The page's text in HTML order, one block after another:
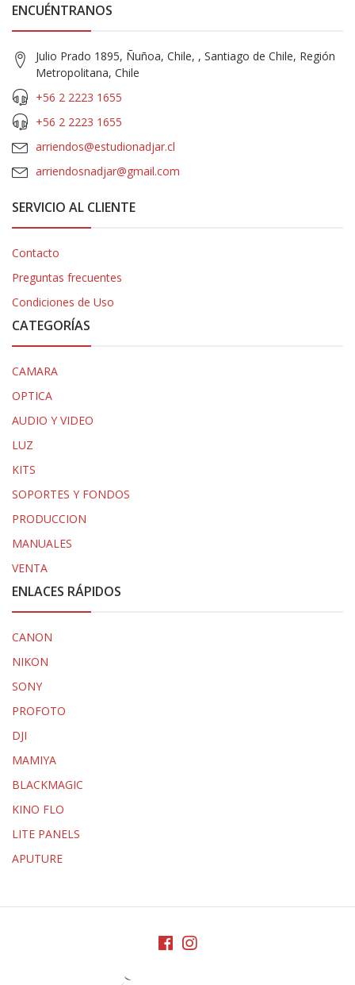
ENCUÉNTRANOS
Julio Prado 1895, Ñuñoa, Chile, , Santiago de Chile, Región
Metropolitana, Chile
+56 2 2223 1655
+56 2 2223 1655
arriendos@estudionadjar.cl
arriendosnadjar@gmail.com
SERVICIO AL CLIENTE
Contacto
Preguntas frecuentes
Condiciones de Uso
CATEGORÍAS
CAMARA
OPTICA
AUDIO Y VIDEO
LUZ
KITS
SOPORTES Y FONDOS
PRODUCCION
MANUALES
VENTA
ENLACES RÁPIDOS
CANON
NIKON
SONY
PROFOTO
DJI
MAMIYA
BLACKMAGIC
KINO FLO
LITE PANELS
APUTURE